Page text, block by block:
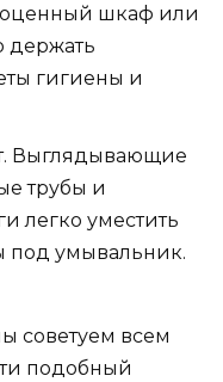
шкаф или
держать
гигиены и
Выглядывающие
трубы и
легко уместить
под умывальник.
советуем всем
подобный